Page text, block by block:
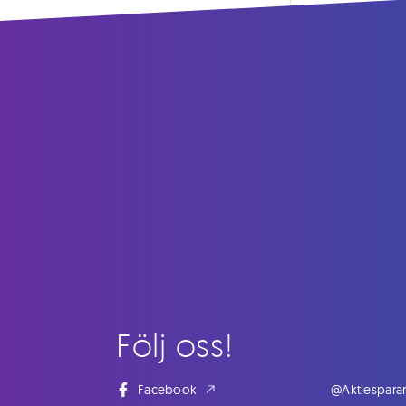
Följ oss!
Facebook